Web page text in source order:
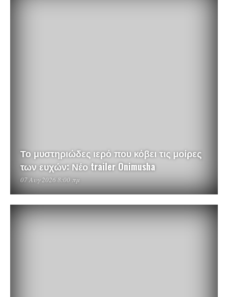
Το μυστηριώδες ιερό που κόβει τις μοίρες
των ευχών: Νέο trailer Onimusha
07 Αυγ 2026 8:00 πμ